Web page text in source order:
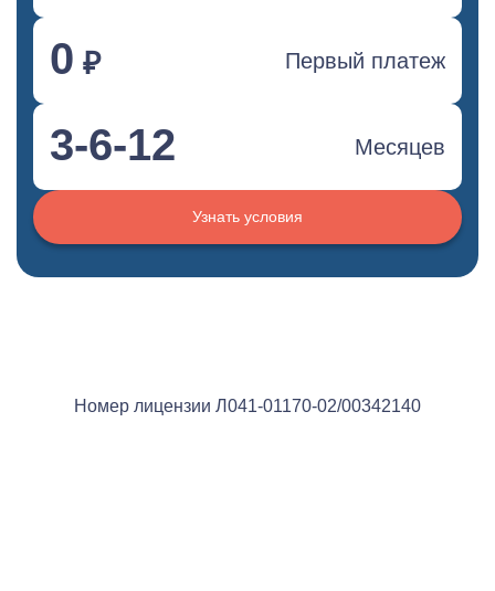
0 ₽ Первый платеж
3-6-12 Месяцев
Узнать условия
Номер лицензии Л041-01170-02/00342140